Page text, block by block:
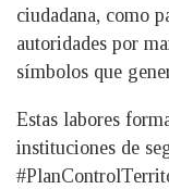
ciudadana, como
autoridades por
símbolos que
Estas labores
instituciones de